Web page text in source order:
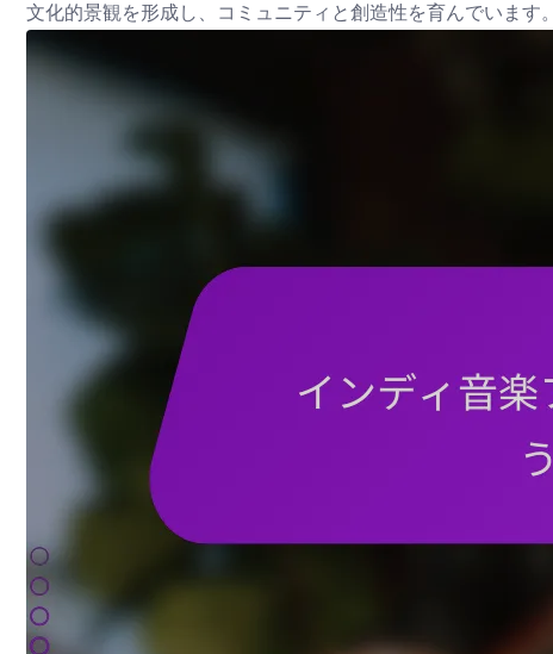
文化的景観を形成し、コミュニティと創造性を育んでいます。